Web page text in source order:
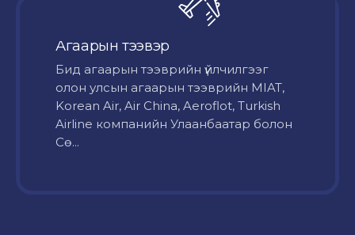
Агаарын тээвэр
Бид агаарын тээврийн үйлчилгээг
олон улсын агаарын тээврийн MIAT,
Korean Air, Air China, Aeroflot, Turkish
Airline компанийн Улаанбаатар болон
Сө...